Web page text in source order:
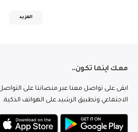
المزيد
معك اينما تكون..
ابقى على تواصل معنا عبر منصاتنا على
الاجتماعي وتطبيق الرشيد على الهواتف الذكية.